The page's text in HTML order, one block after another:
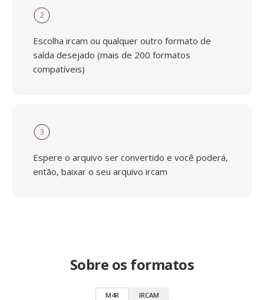
2
Escolha ircam ou qualquer outro formato de
saída desejado (mais de 200 formatos
compatíveis)
3
Espere o arquivo ser convertido e você poderá,
então, baixar o seu arquivo ircam
Sobre os formatos
M4R IRCAM